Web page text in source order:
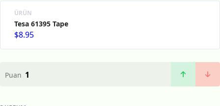
ÜRÜN
Tesa 61395 Tape
$8.95
Puan 1